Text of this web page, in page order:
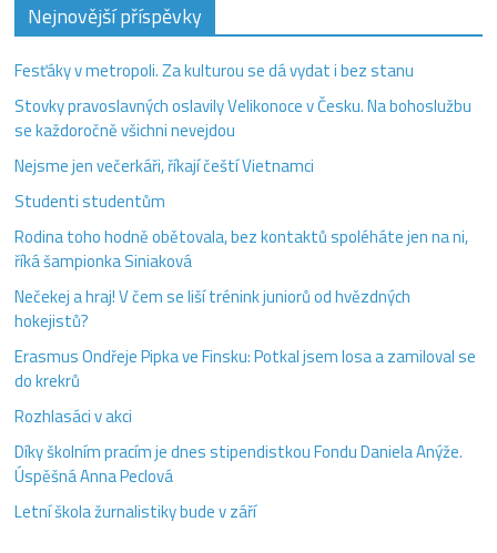
Nejnovější příspěvky
Fesťáky v metropoli. Za kulturou se dá vydat i bez stanu
Stovky pravoslavných oslavily Velikonoce v Česku. Na bohoslužbu
se každoročně všichni nevejdou
Nejsme jen večerkáři, říkají čeští Vietnamci
Studenti studentům
Rodina toho hodně obětovala, bez kontaktů spoléháte jen na ni,
říká šampionka Siniaková
Nečekej a hraj! V čem se liší trénink juniorů od hvězdných
hokejistů?
Erasmus Ondřeje Pipka ve Finsku: Potkal jsem losa a zamiloval se
do krekrů
Rozhlasáci v akci
Díky školním pracím je dnes stipendistkou Fondu Daniela Anýže.
Úspěšná Anna Peclová
Letní škola žurnalistiky bude v září